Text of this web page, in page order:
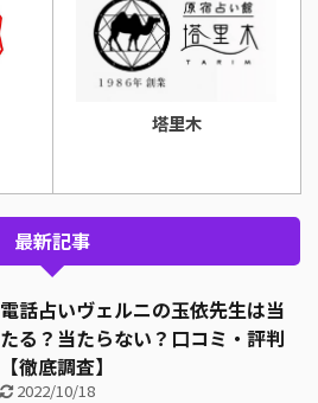
塔里木
最新記事
電話占いヴェルニの玉依先生は当
たる？当たらない？口コミ・評判
【徹底調査】
2022/10/18